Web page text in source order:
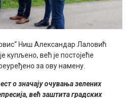
Ниш Александар Лаловић
купљено, већ је постојеће
за ову намену.
о значају очувања зелених
већ заштита градских